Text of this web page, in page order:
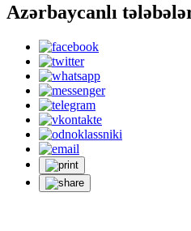
Azərbaycanlı